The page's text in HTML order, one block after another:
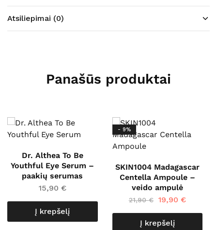
Atsiliepimai (0)
Panašūs produktai
Dr. Althea To Be
Youthful Eye Serum –
paakių serumas
15,90 €
Į krepšelį
- 9%
SKIN1004 Madagascar
Centella Ampoule –
veido ampulė
21,90€ 19,90 €
Į krepšelį